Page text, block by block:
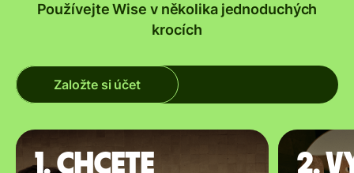
Používejte Wise v několika jednoduchých
krocích
Založte si účet
1. Chcete
2.